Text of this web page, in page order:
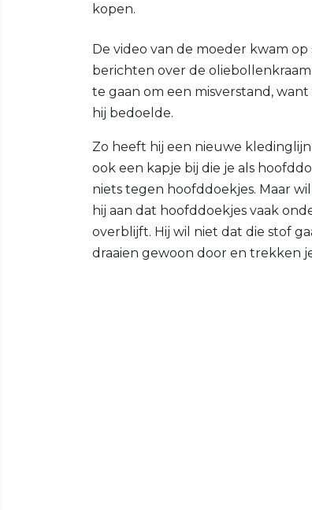
kopen.
De video van de moeder kwam
berichten over de
te gaan om een misverstand,
hij bedoelde.
Zo heeft hij een nieuwe
ook een kapje bij die je als
niets tegen hoofddoekjes. Maar
hij aan dat hoofddoekjes vaak
overblijft. Hij wil niet dat die stof
draaien gewoon door en trekken